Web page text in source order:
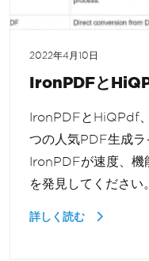
2022年4月10日
IronPDFと
IronPDFとHiQPdf
つの人気PDF生成ラ
IronPDFが速度、機
を発見してください。
詳しく読む